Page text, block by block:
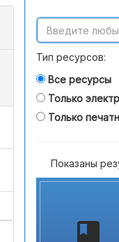
Тип ресурсов:
Все ресурсы
Только
Только
Показаны